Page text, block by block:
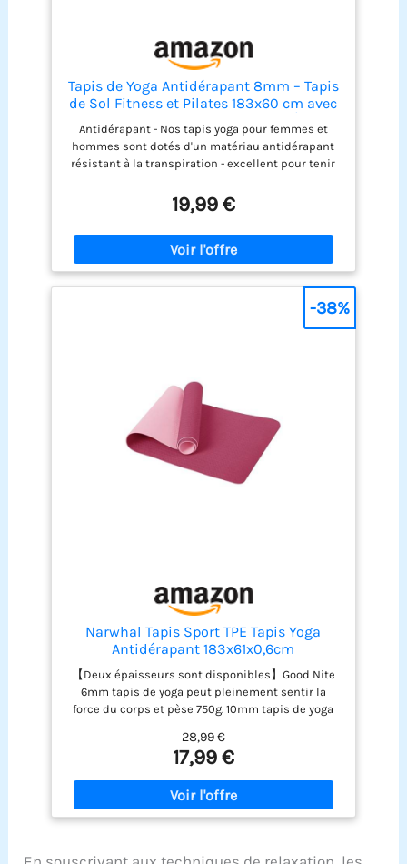
Tapis de Yoga Antidérapant 8mm – Tapis
de Sol Fitness et Pilates 183x60 cm avec
Sangle de Transport, Tapis Gym Épais
Confortable pour Sport et Entraînement
à Domicile
Antidérapant - Nos tapis yoga pour femmes et
hommes sont dotés d'un matériau antidérapant
résistant à la transpiration - excellent pour tenir
Supérieur - Nos tapis yoga epais KG Physio sont
dotés d'un amorti de qualité supérieure pour
absorber les chocs et créer un confort sous vos
pieds, afin que vous puissiez faire vos
entraînements sans blesser vos articulations.
Haute Qualité - Toujours pas convaincu avec notre
tapis de yoga antiderapant? Voyez les évaluations
de milliers de clients satisfaits ci-dessous!
utilisation mobile ou pour le ranger proprement
dans votre maison. Le yoga tapis mesure 183 cm
de long sur 60 cm de large. L'épaisseur est de 8
mm. Garantie - Nos tapis de yoga epais ont une
garantie de 1 an. En cas de problème, notre équipe
travaille 24 heures sur 24 pour vous aider à le
19,99 €
Narwhal Tapis Sport TPE Tapis Yoga
Antidérapant 183x61x0,6cm
【Deux épaisseurs sont disponibles】Good Nite
6mm tapis de yoga peut pleinement sentir la
force du corps et pèse 750g. 10mm tapis de yoga
pèse 1200g. Les deux couches conviennent pour le
Pilates, le Hiit, le Yoga, le Body et d'autres sports
【TPE Material】Le tapis de Pilates est fabriqué en
TPE, aucune colle n'est nécessaire. Il présente les
avantages d'une élasticité, d'une résistance et
28,99 €
17,99 €
-38%